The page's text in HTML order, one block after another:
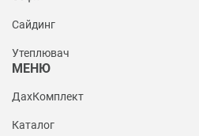
Сайдинг
Утеплювач
МЕНЮ
ДахКомплект
Каталог